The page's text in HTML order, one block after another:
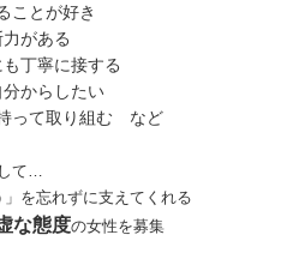
ことが好き
力がある
も丁寧に接する
分からしたい
って取り組む など
て…
を忘れずに支えてくれる
な態度の女性を募集